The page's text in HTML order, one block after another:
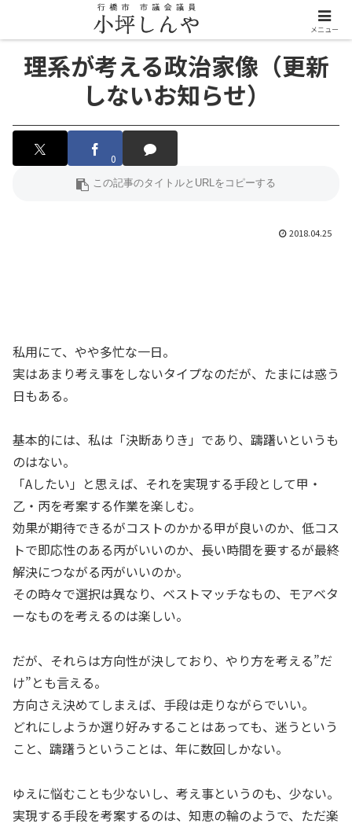
理系が考える政治家像（更新
しないお知らせ）
0
2018.04.25
私用にて、やや多忙な一日。
実はあまり考え事をしないタイプなのだが、たまには惑う
日もある。
基本的には、私は「決断ありき」であり、躊躇いというも
のはない。
「Aしたい」と思えば、それを実現する手段として甲・
乙・丙を考案する作業を楽しむ。
効果が期待できるがコストのかかる甲が良いのか、低コス
トで即応性のある丙がいいのか、長い時間を要するが最終
解決につながる丙がいいのか。
その時々で選択は異なり、ベストマッチなもの、モアベタ
ーなものを考えるのは楽しい。
だが、それらは方向性が決しており、やり方を考える”だ
け”とも言える。
方向さえ決めてしまえば、手段は走りながらでいい。
どれにしようか選り好みすることはあっても、迷うという
こと、躊躇うということは、年に数回しかない。
ゆえに悩むことも少ないし、考え事というのも、少ない。
実現する手段を考案するのは、知恵の輪のようで、ただ楽
メニュー